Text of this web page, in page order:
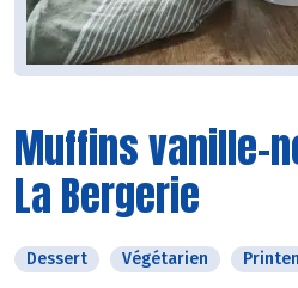
Muffins vanille-
La Bergerie
Dessert Végétarien